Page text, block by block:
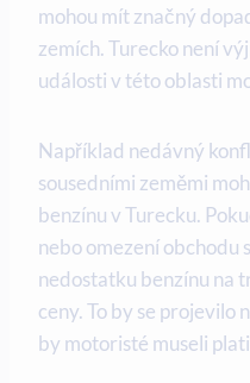
mohou mít značný
zemích. Turecko není
události v této oblasti
Například nedávný
sousedními zeměmi
benzínu v Turecku.
nebo omezení obchodu
nedostatku benzínu na
ceny. To by se projevilo
by motoristé museli